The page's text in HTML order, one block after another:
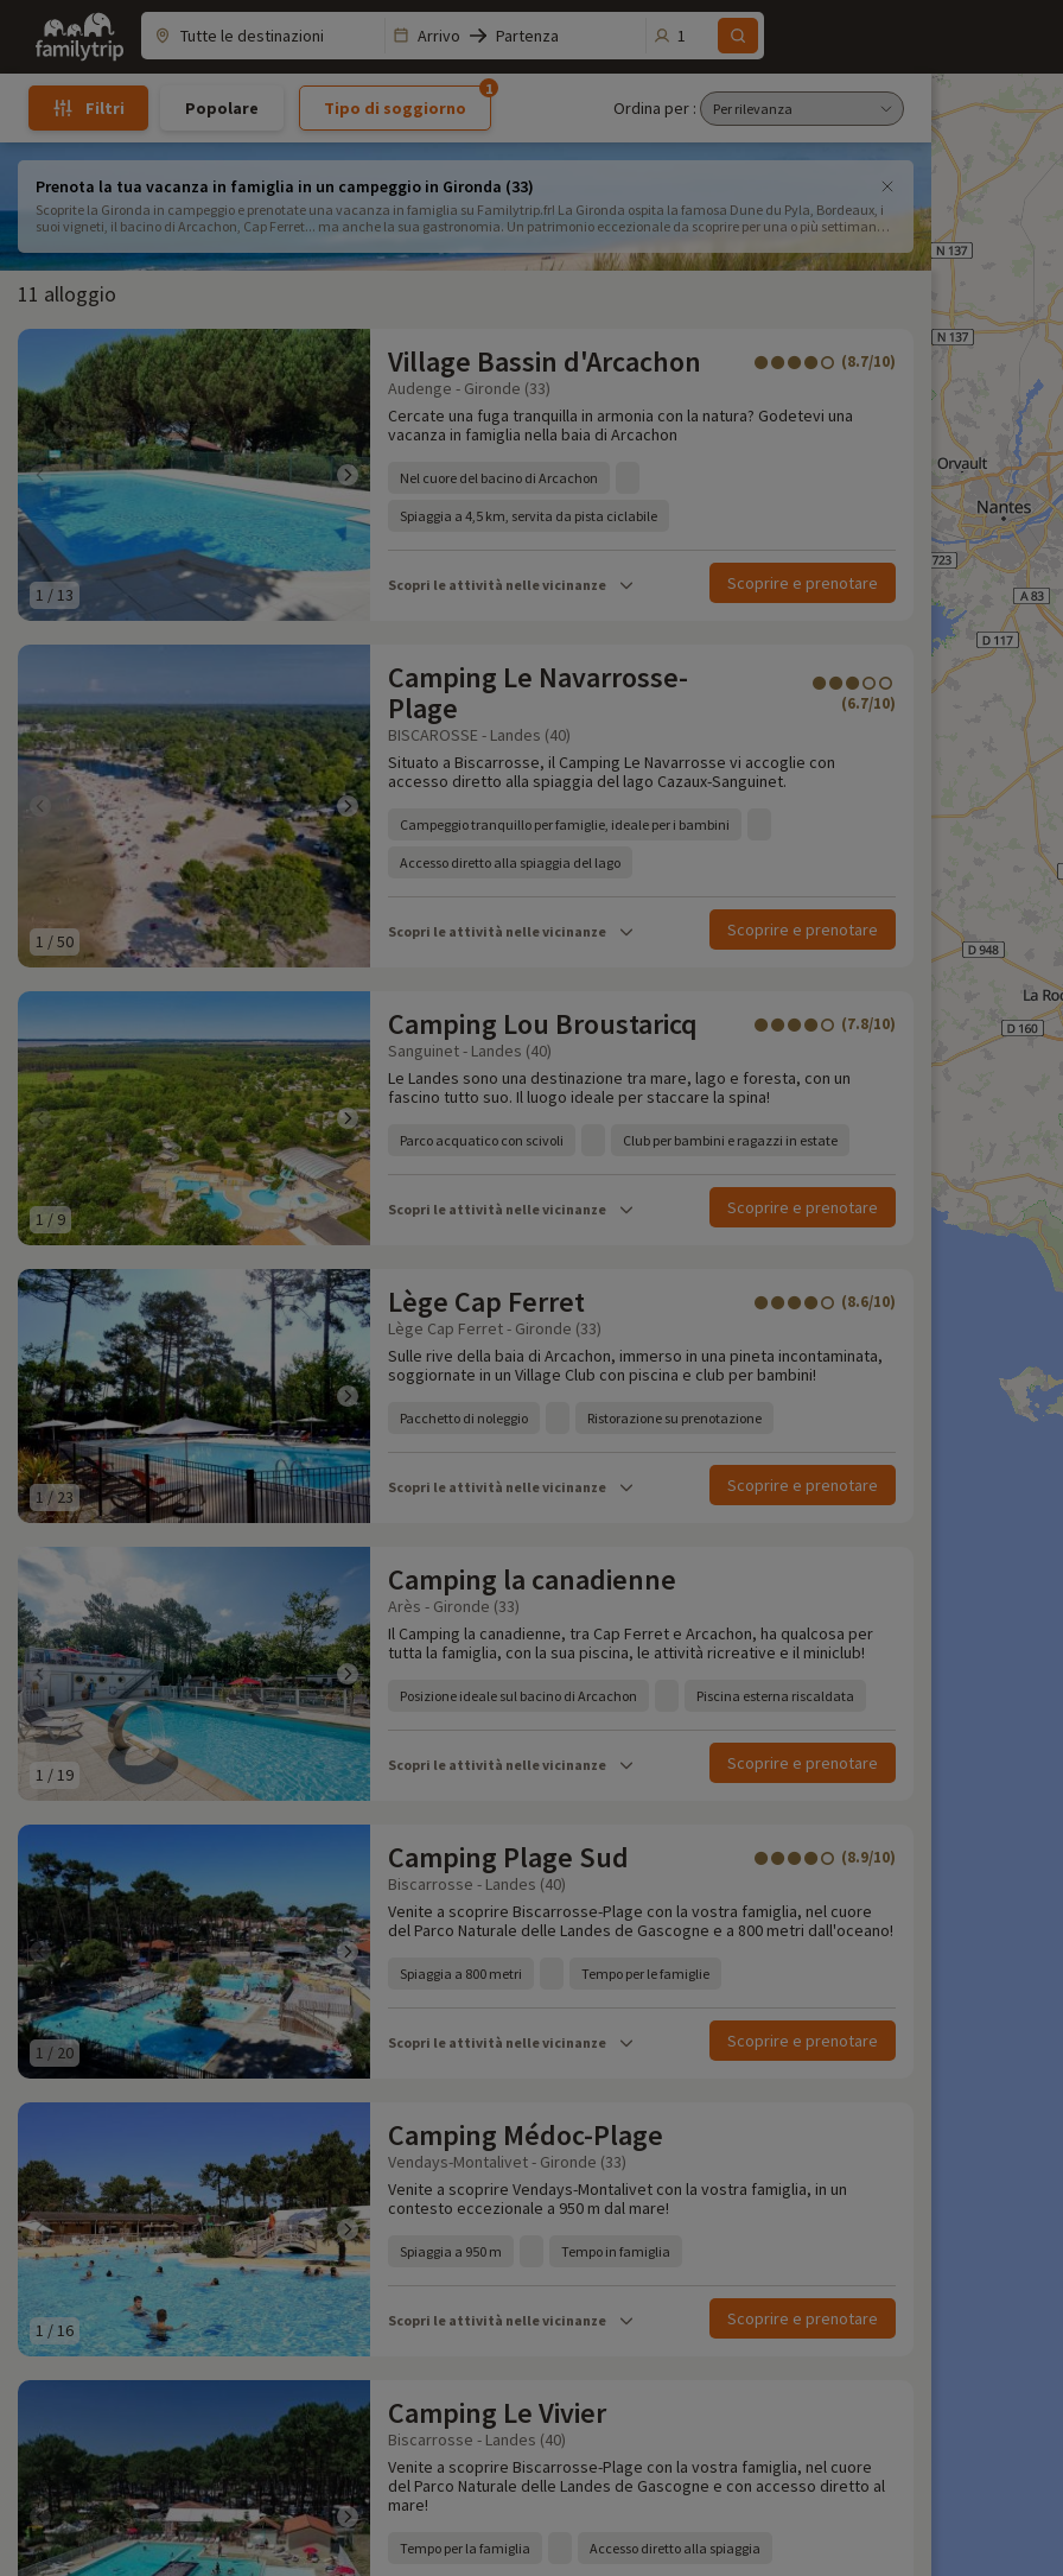
Family
trip
Arrivo Partenza 1
Filtri Popolare Tipo di soggiorno
1
Ordina per :
Prenota la tua vacanza in famiglia in un campeggio in Gironda (33)
Scoprite la Gironda in campeggio e prenotate una vacanza in famiglia su Familytrip.fr! La Gironda ospita la famosa Dune du Pyla, Bordeaux, i
suoi vigneti, il bacino di Arcachon, Cap Ferret... ma anche la sua gastronomia. Un patrimonio eccezionale da scoprire per una o più settimane
11 alloggio
1 / 13
Village Bassin d'Arcachon (8.7/10)
Audenge - Gironde (33)
Cercate una fuga tranquilla in armonia con la natura? Godetevi una
vacanza in famiglia nella baia di Arcachon
Nel cuore del bacino di Arcachon
Spiaggia a 4,5 km, servita da pista ciclabile
Scopri le attività nelle vicinanze Scoprire e prenotare
1 /50
Camping Le Navarrosse-
Plage
(6.7/10)
BISCAROSSE - Landes (40)
Situato a Biscarrosse, il Camping Le Navarrosse vi accoglie con
accesso diretto alla spiaggia del lago Cazaux-Sanguinet.
Campeggio tranquillo per famiglie, ideale per i bambini
Accesso diretto alla spiaggia del lago
Scopri le attività nelle vicinanze Scoprire e prenotare
1 / 9
Camping Lou Broustaricq (7.8/10)
Sanguinet - Landes (40)
Le Landes sono una destinazione tra mare, lago e foresta, con un
fascino tutto suo. Il luogo ideale per staccare la spina!
Parco acquatico con scivoli Club per bambini e ragazzi in estate
Scopri le attività nelle vicinanze Scoprire e prenotare
1 / 23
Lège Cap Ferret (8.6/10)
Lège Cap Ferret - Gironde (33)
Sulle rive della baia di Arcachon, immerso in una pineta incontaminata,
soggiornate in un Village Club con piscina e club per bambini!
Pacchetto di noleggio Ristorazione su prenotazione
Scopri le attività nelle vicinanze Scoprire e prenotare
1 /19
Camping la canadienne
Arès - Gironde (33)
Il Camping la canadienne, tra Cap Ferret e Arcachon, ha qualcosa per
tutta la famiglia, con la sua piscina, le attività ricreative e il miniclub!
Posizione ideale sul bacino di Arcachon Piscina esterna riscaldata
Scopri le attività nelle vicinanze Scoprire e prenotare
1 / 20
Camping Plage Sud (8.9/10)
Biscarrosse - Landes (40)
Venite a scoprire Biscarrosse-Plage con la vostra famiglia, nel cuore
del Parco Naturale delle Landes de Gascogne e a 800 metri dall'oceano!
Spiaggia a 800 metri Tempo per le famiglie
Scopri le attività nelle vicinanze Scoprire e prenotare
1 /16
Camping Médoc-Plage
Vendays-Montalivet - Gironde (33)
Venite a scoprire Vendays-Montalivet con la vostra famiglia, in un
contesto eccezionale a 950 m dal mare!
Spiaggia a 950 m Tempo in famiglia
Scopri le attività nelle vicinanze Scoprire e prenotare
Camping Le Vivier
Biscarrosse - Landes (40)
Venite a scoprire Biscarrosse-Plage con la vostra famiglia, nel cuore
del Parco Naturale delle Landes de Gascogne e con accesso diretto al
mare!
Tempo per la famiglia Accesso diretto alla spiaggia